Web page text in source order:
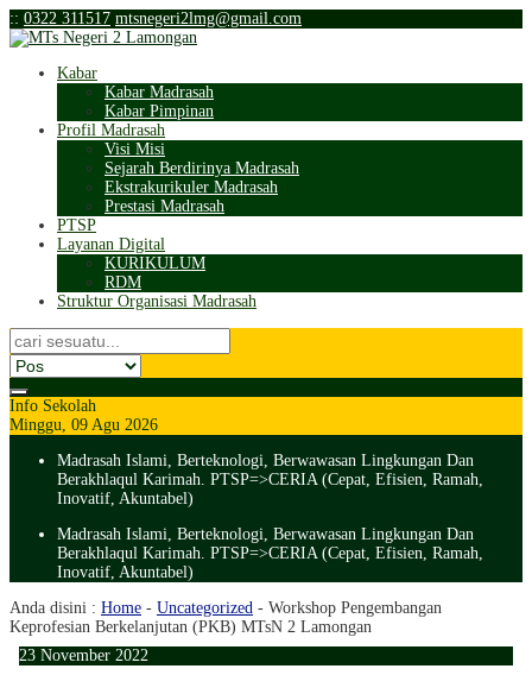
:: 0322 311517 mtsnegeri2lmg@gmail.com
Kabar
Kabar Madrasah
Kabar Pimpinan
Profil Madrasah
Visi Misi
Sejarah Berdirinya Madrasah
Ekstrakurikuler Madrasah
Prestasi Madrasah
PTSP
Layanan Digital
KURIKULUM
RDM
Struktur Organisasi Madrasah
Info Sekolah
Minggu, 09 Agu 2026
Madrasah Islami, Berteknologi, Berwawasan Lingkungan Dan
Berakhlaqul Karimah. PTSP=>CERIA (Cepat, Efisien, Ramah,
Inovatif, Akuntabel)
Madrasah Islami, Berteknologi, Berwawasan Lingkungan Dan
Berakhlaqul Karimah. PTSP=>CERIA (Cepat, Efisien, Ramah,
Inovatif, Akuntabel)
Anda disini : Home - Uncategorized - Workshop Pengembangan
Keprofesian Berkelanjutan (PKB) MTsN 2 Lamongan
23 November 2022